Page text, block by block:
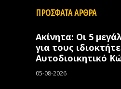
ΠΡΟΣΦΑΤΑ ΑΡΘΡΑ
Ακίνητα: Οι 5
για τους
Αυτοδιοικητικό
05-08-2026